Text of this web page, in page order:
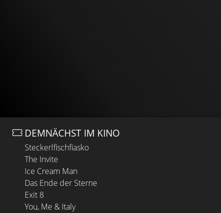
DEMNÄCHST IM KINO
Steckerlfischfiasko
The Invite
Ice Cream Man
Das Ende der Sterne
Exit 8
You, Me & Italy